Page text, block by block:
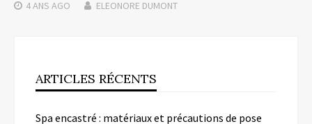
4 ANS AGO ELEONORE DUMONT
ARTICLES RÉCENTS
Spa encastré : matériaux et précautions de pose